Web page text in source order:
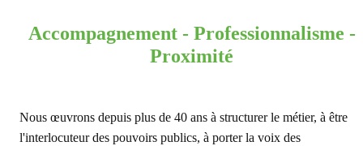
Accompagnement - Professionnalisme -
Proximité
Nous œuvrons depuis plus de 40 ans à structurer le métier, à être
l'interlocuteur des pouvoirs publics, à porter la voix des